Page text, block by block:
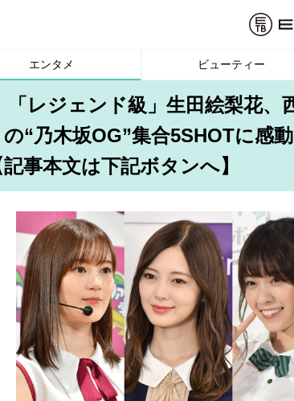
エンタメ ビューティー
「レジェンド級」生田絵梨花、
“乃木坂OG”集合5SHOTに感
事本文は下記ボタンへ】